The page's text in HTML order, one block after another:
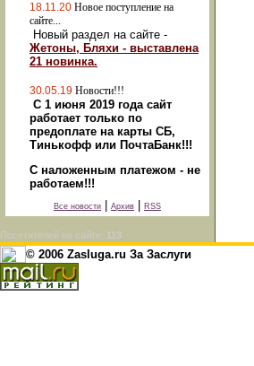
18.11.20 Новое поступление на
сайте...
Новый раздел на сайте -
Жетоны, Бляхи - выставлена
21 новинка.
30.05.19 Новости!!!
С 1 июня 2019 года сайт
работает только по
предоплате на карты СБ,
Тинькофф или ПочтаБанк!!!
С наложенным платежом - не
работаем!!!
Все новости Архив RSS
Посетителей на сайте: 113
© 2006 Zasluga.ru За Заслуги